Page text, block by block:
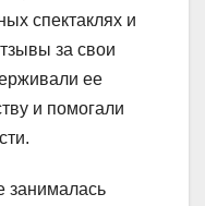
спектаклях и
за свои
ее
и помогали
занималась